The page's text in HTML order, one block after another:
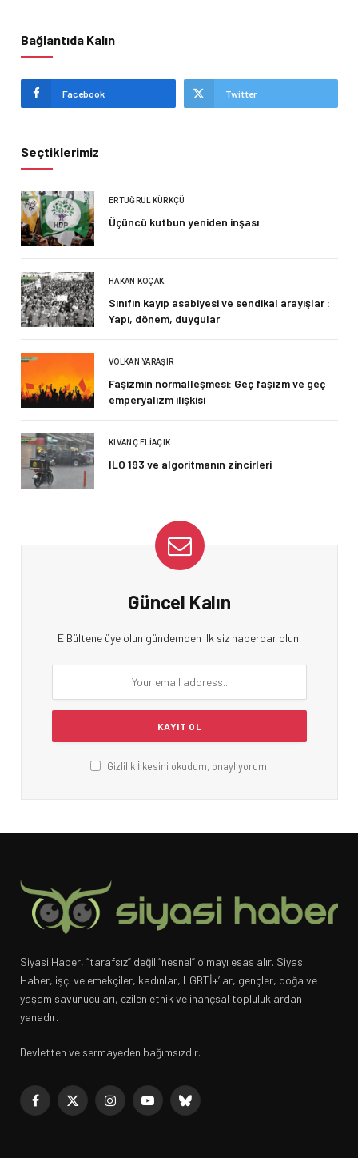
Bağlantıda Kalın
Facebook Twitter
Seçtiklerimiz
ERTUĞRUL KÜRKÇÜ
Üçüncü kutbun yeniden inşası
HAKAN KOÇAK
Sınıfın kayıp asabiyesi ve sendikal arayışlar :
Yapı, dönem, duygular
VOLKAN YARAŞIR
Faşizmin normalleşmesi: Geç faşizm ve geç
emperyalizm ilişkisi
KIVANÇ ELIAÇIK
ILO 193 ve algoritmanın zincirleri
Güncel Kalın
E Bültene üye olun gündemden ilk siz haberdar olun.
Gizlilik İlkesini okudum, onaylıyorum.
Siyasi Haber, “tarafsız” değil “nesnel” olmayı esas alır. Siyasi
Haber, işçi ve emekçiler, kadınlar, LGBTİ+’lar, gençler, doğa ve
yaşam savunucuları, ezilen etnik ve inançsal topluluklardan
yanadır.
Devletten ve sermayeden bağımsızdır.
Facebook
X
InstagramYouTubeBluesky